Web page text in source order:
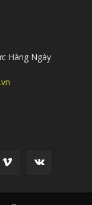
Hàng Ngày